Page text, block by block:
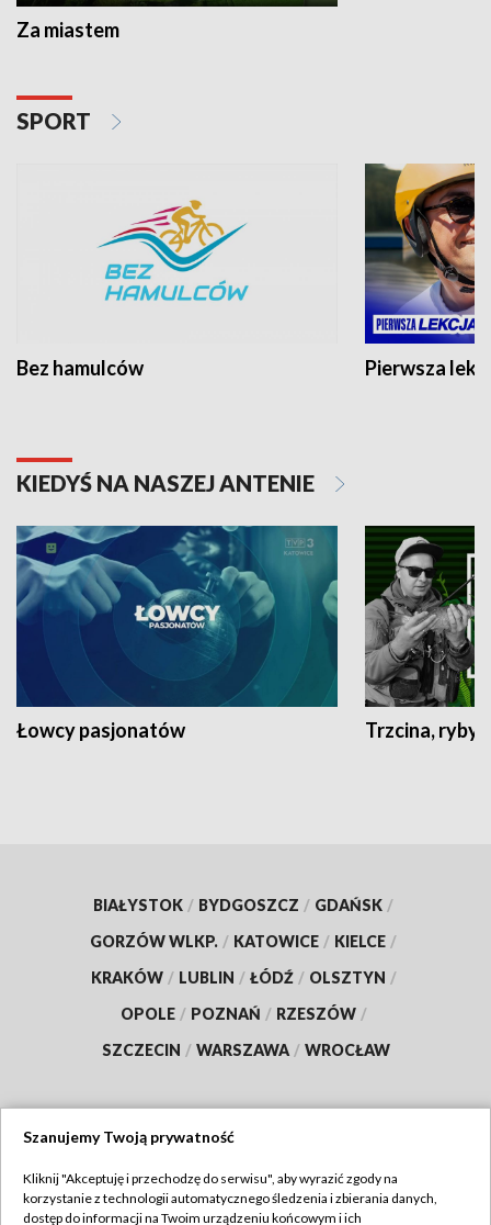
Za miastem
SPORT
Bez hamulców Pierwsza
KIEDYŚ NA NASZEJ ANTENIE
Łowcy pasjonatów Trzcina, ryby
BIAŁYSTOK / BYDGOSZCZ / GDAŃSK /
GORZÓW WLKP. / KATOWICE / KIELCE /
KRAKÓW / LUBLIN / ŁÓDŹ / OLSZTYN /
OPOLE / POZNAŃ / RZESZÓW /
SZCZECIN / WARSZAWA / WROCŁAW
TVP
Szanujemy Twoją prywatność
Kliknij "Akceptuję i przechodzę do serwisu", aby wyrazić zgody na
korzystanie z technologii automatycznego śledzenia i zbierania danych,
dostęp do informacji na Twoim urządzeniu końcowym i ich